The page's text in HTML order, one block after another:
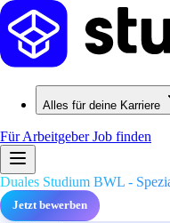
Alles für deine Karriere
Für ArbeitgeberJob finden
Duales Studium BWL -
Jetzt bewerben